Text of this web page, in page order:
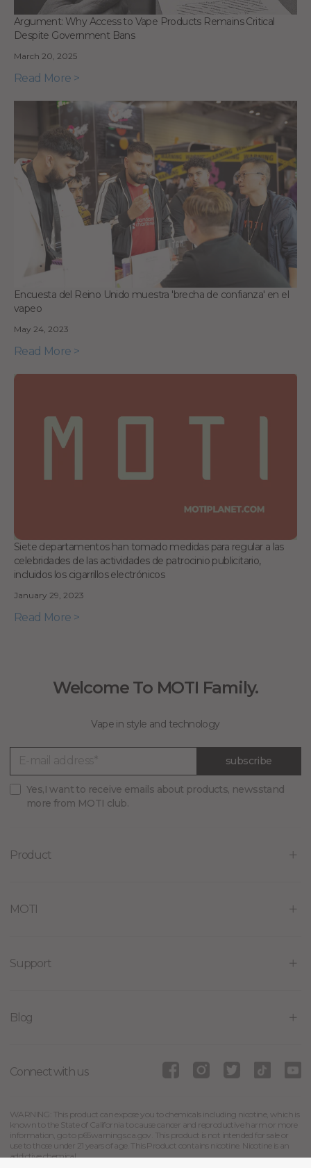
Argument: Why Access to Vape Products Remains Critical
Despite Government Bans
March 20, 2025
Read More >
Encuesta del Reino Unido muestra 'brecha de confianza' en el
vapeo
May 24, 2023
Read More >
Siete departamentos han tomado medidas para regular a las
celebridades de las actividades de patrocinio publicitario,
incluidos los cigarrillos electrónicos
January 29, 2023
Read More >
Welcome To MOTI Family.
Vape in style and technology
subscribe
Yes,I want to receive emails about products, newsstand
more from MOTI club.
Product
MOTI
Support
Blog
Connect with us
WARNING: This product can expose you to chemicals including nicotine, which is
known to the State of California to cause cancer and reproductive harm or more
information, go to p65warnings.ca.gov. This product is not intended for sale or
use to those under 21 years of age. This Product contains nicotine. Nicotine is an
addictive chemical.